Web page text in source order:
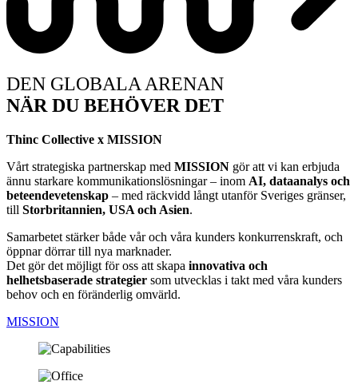
DEN GLOBALA ARENAN
NÄR DU BEHÖVER DET
Thinc Collective x MISSION
Vårt strategiska partnerskap med MISSION gör att vi kan erbjuda
ännu starkare kommunikationslösningar – inom AI, dataanalys och
beteendevetenskap – med räckvidd långt utanför Sveriges gränser,
till Storbritannien, USA och Asien.
Samarbetet stärker både vår och våra kunders konkurrenskraft, och
öppnar dörrar till nya marknader.
Det gör det möjligt för oss att skapa innovativa och
helhetsbaserade strategier som utvecklas i takt med våra kunders
behov och en föränderlig omvärld.
MISSION